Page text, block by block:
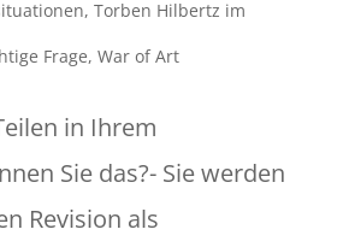
, Torben Hilbertz im
Frage, War of Art
in Ihrem
Sie das?- Sie werden
Revision als